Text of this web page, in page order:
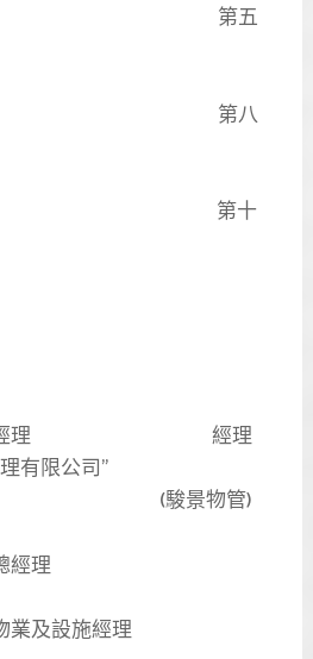
生 第五
士 第八
生 第十
– 物業經理 經理
業管理有限公司”
物管)
經理
業及設施經理